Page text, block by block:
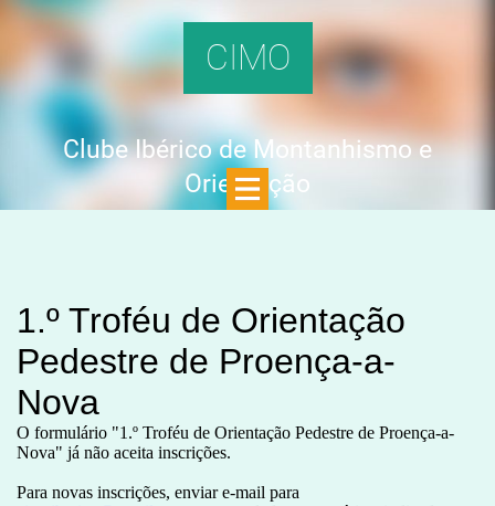
CIMO
Clube Ibérico de Montanhismo e
Orientação